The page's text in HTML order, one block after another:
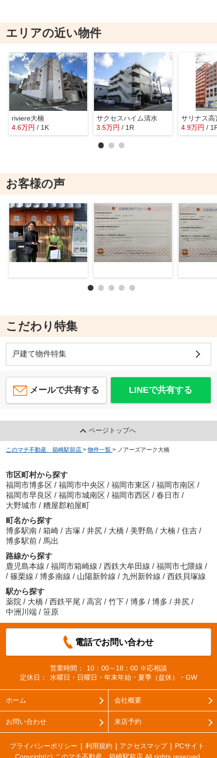
エリアの近い物件
riviere大楠
4.6万円 / 1K
サクセスハイム清水
3.5万円 / 1R
サリナス高
4.9万円 /
お客様の声
こだわり特集
戸建て物件特集
メールで共有する LINEで共有する
ページトップへ
このマチ不動産 箱崎駅前店 > 物件一覧 > ノアーズアーク大橋
市区町村から探す
福岡市博多区 / 福岡市中央区 / 福岡市東区 / 福岡市南区 /
福岡市早良区 / 福岡市城南区 / 福岡市西区 / 春日市 /
大野城市 / 糟屋郡粕屋町
町名から探す
博多駅南 / 箱崎 / 吉塚 / 井尻 / 大橋 / 美野島 / 大楠 / 住吉 /
博多駅前 / 馬出
路線から探す
鹿児島本線 / 福岡市箱崎線 / 西鉄大牟田線 / 福岡市七隈線 /
/ 篠栗線 / 博多南線 / 山陽新幹線 / 九州新幹線 / 西鉄貝塚線
駅から探す
薬院 / 大橋 / 西鉄平尾 / 高宮 / 竹下 / 博多 / 博多 / 井尻 /
中洲川端 / 笹原
電話でお問い合わせ
営業時間：
10：00～18：00 ※応相談
定休日：
水曜日・日曜日・年末年始・夏季（盆休）・GW
ホーム 会社概要
お問い合わせ 来店予約
プライバシーポリシー 利用規約 アクセスマップ
PCサイト